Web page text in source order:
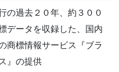
の過去２０年、約３００
データを収録した、国内
商標情報サービス『ブラ
』の提供